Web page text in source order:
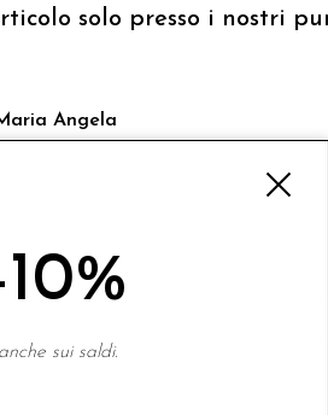
solo presso i nostri
Angela
anche sui saldi.